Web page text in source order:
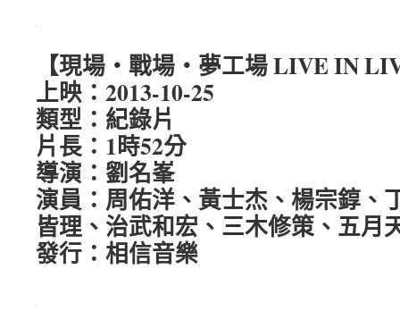
【現場‧戰場‧夢工場 LIVE IN
上映：2013-10-25
類型：紀錄片
片長：1時52分
導演：劉名峯
演員：周佑洋、黃士杰、楊宗錞、
皆理、治武和宏、三木修策、五月
發行：相信音樂